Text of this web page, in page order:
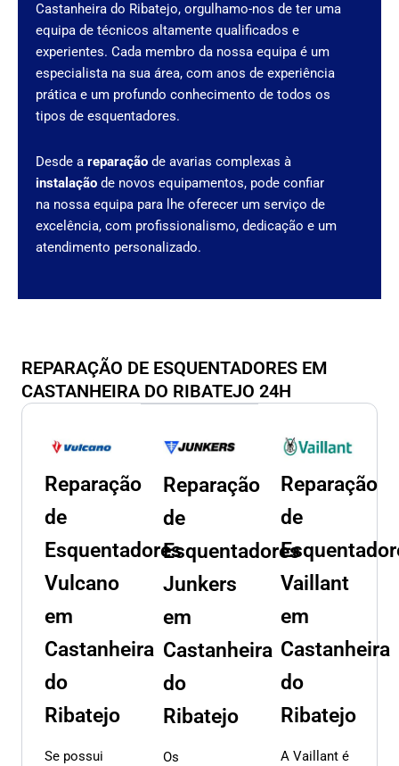
Castanheira do Ribatejo, orgulhamo-nos de ter uma
equipa de técnicos altamente qualificados e
experientes. Cada membro da nossa equipa é um
especialista na sua área, com anos de experiência
prática e um profundo conhecimento de todos os
tipos de esquentadores.
Desde a reparação de avarias complexas à
instalação de novos equipamentos, pode confiar
na nossa equipa para lhe oferecer um serviço de
excelência, com profissionalismo, dedicação e um
atendimento personalizado.
REPARAÇÃO DE ESQUENTADORES EM
CASTANHEIRA DO RIBATEJO 24H
Reparação
de
Esquentadores
Vulcano
em
Castanheira
do
Ribatejo
Se possui
Reparação
de
Esquentadores
Junkers
em
Castanheira
do
Ribatejo
Os
Reparação
de
Vaillant
em
Castanheira
do
Ribatejo
A Vaillant é